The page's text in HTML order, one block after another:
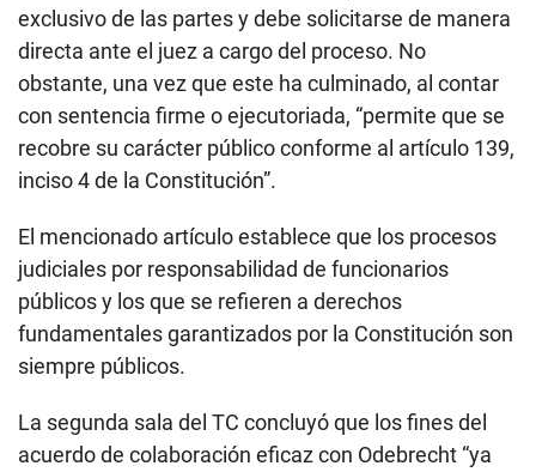
exclusivo de las partes y debe solicitarse de manera
directa ante el juez a cargo del proceso. No
obstante, una vez que este ha culminado, al contar
con sentencia firme o ejecutoriada, “permite que se
recobre su carácter público conforme al artículo 139,
inciso 4 de la Constitución”.
El mencionado artículo establece que los procesos
judiciales por responsabilidad de funcionarios
públicos y los que se refieren a derechos
fundamentales garantizados por la Constitución son
siempre públicos.
La segunda sala del TC concluyó que los fines del
acuerdo de colaboración eficaz con Odebrecht “ya